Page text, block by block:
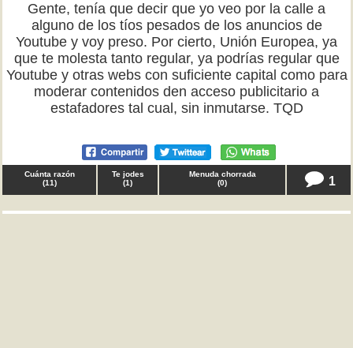
Gente, tenía que decir que yo veo por la calle a
alguno de los tíos pesados de los anuncios de
Youtube y voy preso. Por cierto, Unión Europea, ya
que te molesta tanto regular, ya podrías regular que
Youtube y otras webs con suficiente capital como para
moderar contenidos den acceso publicitario a
estafadores tal cual, sin inmutarse. TQD
Cuánta razón
(11)
Te jodes
(1)
Menuda chorrada
(0) 1